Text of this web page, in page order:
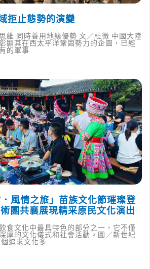
拒止態勢的演變
維 同時善用地緣優勢 文／杜微 中國大陸
顯其在西太平洋鞏固勢力的企圖，已經
的軍事
風情之旅」苗族文化節璀璨登
團共襄展現精采原民文化演出
食文化中最具特色的部分之一，它不僅
厚的文化儀式和社會活動。圖／新世紀
追求文化多